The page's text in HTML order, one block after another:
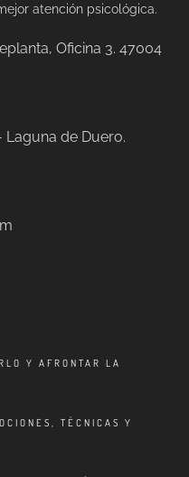
atención psicológica.
Oficina 3. 47004
Laguna de Duero.
Y AFRONTAR LA
TÉCNICAS Y